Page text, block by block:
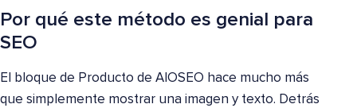
Por qué este método es genial para
SEO
El bloque de Producto de AIOSEO hace mucho más
que simplemente mostrar una imagen y texto. Detrás